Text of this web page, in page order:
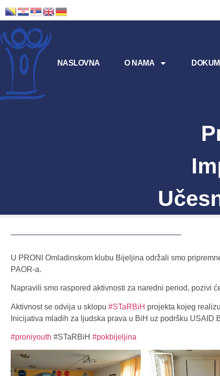
NASLOVNA O NAMA
U PRONI Omladinskom klubu Bijeljina održali smo
PAOR-a.
Napravili smo raspored aktivnosti za naredni period, pozivi
Aktivnost se odvija u sklopu #STaRBiH projekta kojeg
Inicijativa mladih za ljudska prava u BiH uz podršku USAID
#proniyouth #STaRBiH #pokbijeljina